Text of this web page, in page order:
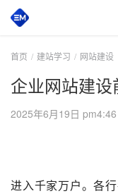
首页 建站学习 网站建设
企业网站建
2025年6月19日 pm4:46
进入千家万户。各